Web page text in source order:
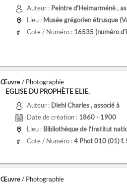
Auteur : Peintre d'Heimarménè,
Lieu : Musée grégorien étrusque
# Cote / Numéro : 16535 (numéro
Œuvre/ Photographie
EGLISE DU PROPHÈTE ELIE.
Auteur : Diehl Charles, associé à
Date de création : 1860 - 1900
Lieu : Bibliothèque de l'Institut national
# Cote / Numéro :4 Phot 010 (01) f.
Œuvre/ Photographie